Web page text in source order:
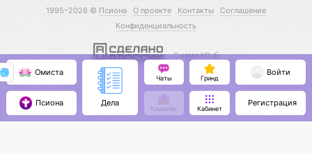
1995–2026 © Псиона О проекте Контакты
Соглашение
Конфиденциальность
С нами КО 🕉️
Омиста
Псиона Дела
Чаты Гринд
Кошелёк Кабинет
Войти
Регистрация